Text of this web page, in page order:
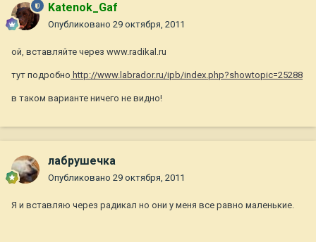
Katenok_Gaf
Опубликовано 29 октября, 2011
ой, вставляйте через www.radikal.ru
тут подробно http://www.labrador.ru/ipb/index.php?showtopic=25288
в таком варианте ничего не видно!
лабрушечка
Опубликовано 29 октября, 2011
Я и вставляю через радикал но они у меня все равно маленькие.